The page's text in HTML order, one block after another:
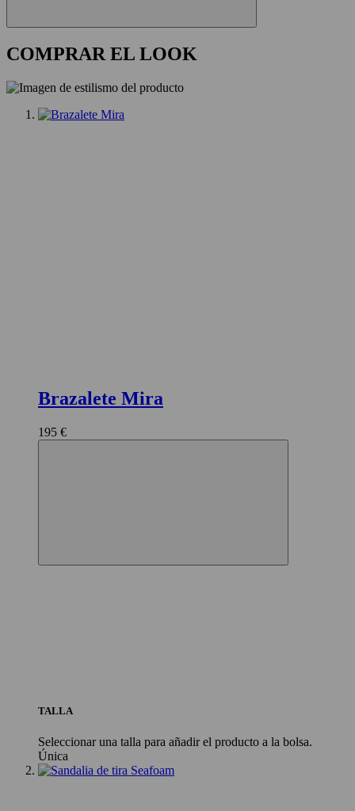
COMPRAR EL LOOK
Brazalete Mira
195 €
TALLA
Seleccionar una talla para añadir el producto a la bolsa.
Única